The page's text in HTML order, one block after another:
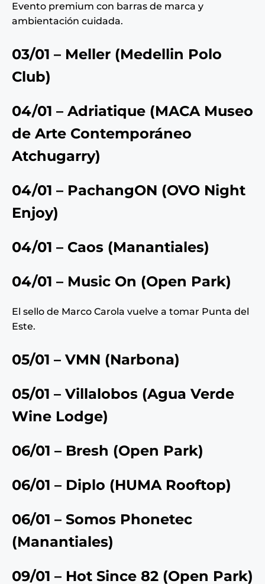
Evento premium con barras de marca y
ambientación cuidada.
03/01 – Meller (Medellin Polo
Club)
04/01 – Adriatique (MACA Museo
de Arte Contemporáneo
Atchugarry)
04/01 – PachangON (OVO Night
Enjoy)
04/01 – Caos (Manantiales)
04/01 – Music On (Open Park)
El sello de Marco Carola vuelve a tomar Punta del
Este.
05/01 – VMN (Narbona)
05/01 – Villalobos (Agua Verde
Wine Lodge)
06/01 – Bresh (Open Park)
06/01 – Diplo (HUMA Rooftop)
06/01 – Somos Phonetec
(Manantiales)
09/01 – Hot Since 82 (Open Park)